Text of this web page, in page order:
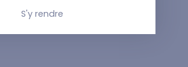
S'y rendre